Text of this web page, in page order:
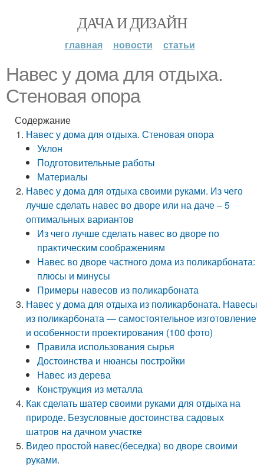
ДАЧА И ДИЗАЙН
главная новости статьи
Навес у дома для отдыха.
Стеновая опора
Содержание
Навес у дома для отдыха. Стеновая опора
Уклон
Подготовительные работы
Материалы
Навес у дома для отдыха своими руками. Из чего
лучше сделать навес во дворе или на даче – 5
оптимальных вариантов
Из чего лучше сделать навес во дворе по
практическим соображениям
Навес во дворе частного дома из поликарбоната:
плюсы и минусы
Примеры навесов из поликарбоната
Навес у дома для отдыха из поликарбоната. Навесы
из поликарбоната — самостоятельное изготовление
и особенности проектирования (100 фото)
Правила использования сырья
Достоинства и нюансы постройки
Навес из дерева
Конструкция из металла
Как сделать шатер своими руками для отдыха на
природе. Безусловные достоинства садовых
шатров на дачном участке
Видео простой навес(беседка) во дворе своими
руками.